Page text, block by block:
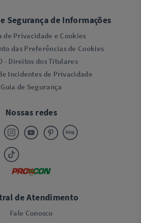
Segurança de Informações
de Privacidade e Cookies
das Preferências de Cookies
- Direitos dos Titulares
Incidentes de Privacidade
Guia de Segurança
Nossas redes
de Atendimento
Fale Conosco